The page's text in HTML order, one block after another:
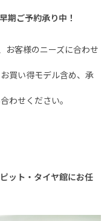
期ご予約承り中！
お客様のニーズに合わせ
買い得モデル含め、承
わせください。
ット・タイヤ館にお任